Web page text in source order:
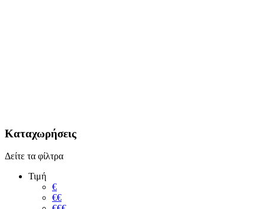
Καταχωρήσεις
Δείτε τα φίλτρα
Τιμή
€
€€